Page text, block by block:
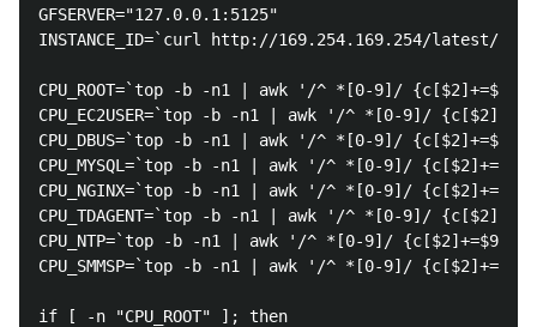
GFSERVER="127.0.0.1:5125"
INSTANCE_ID=`curl http://169.254.169.254/latest/
CPU_ROOT=`top -b -n1 | awk '/^ *[0-9]/
CPU_EC2USER=`top -b -n1 | awk '/^ *[0-9]/
CPU_DBUS=`top -b -n1 | awk '/^ *[0-9]/
CPU_MYSQL=`top -b -n1 | awk '/^ *[0-9]/
CPU_NGINX=`top -b -n1 | awk '/^ *[0-9]/
CPU_TDAGENT=`top -b -n1 | awk '/^ *[0-9]/
CPU_NTP=`top -b -n1 | awk '/^ *[0-9]/
CPU_SMMSP=`top -b -n1 | awk '/^ *[0-9]/
if [ -n "CPU_ROOT" ]; then